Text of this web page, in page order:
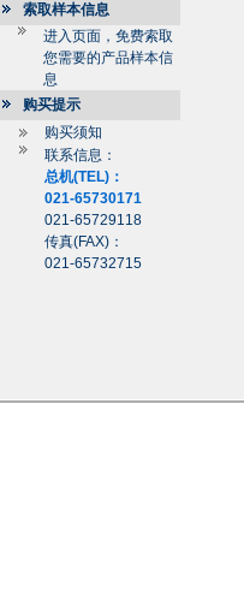
索取样本信息
进入页面，免费索取
您需要的产品样本信
息
购买提示
购买须知
联系信息：
总机(TEL)：
021-65730171
021-65729118
传真(FAX)：
021-65732715